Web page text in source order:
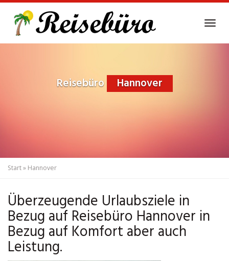
main
Reisebüro Hannover
Start» Hannover
Überzeugende Urlaubsziele in
Bezug auf Reisebüro Hannover in
Bezug auf Komfort aber auch
Leistung.